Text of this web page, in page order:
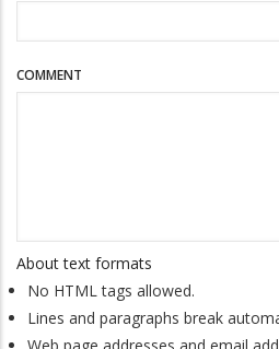
COMMENT
About text formats
No HTML tags allowed.
Lines and paragraphs break